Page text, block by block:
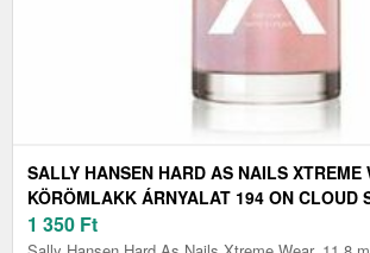
SALLY HANSEN HARD AS NAILS XTREME
KÖRÖMLAKK ÁRNYALAT 194 ON CLOUD
1 350 Ft